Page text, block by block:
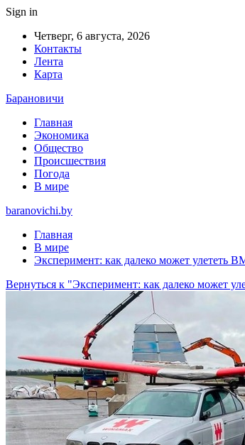
Sign in
Четверг, 6 августа, 2026
Контакты
Лента
Карта
Барановичи
Главная
Экономика
Общество
Происшествия
Погода
В мире
baranovichi.by
Главная
В мире
Эксперимент: как далеко может улететь
Вернуться к "Эксперимент: как далеко может